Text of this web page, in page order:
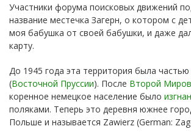
Участники форума поисковых движений
название местечка Загерн, о котором с
моя бабушка от своей бабушки, и даже
карту.
До 1945 года эта территория была частью
(Восточной Пруссии). После Второй
коренное немецкое население было
поляками. Теперь это деревня южнее
Польше и называется Zawierz (German: